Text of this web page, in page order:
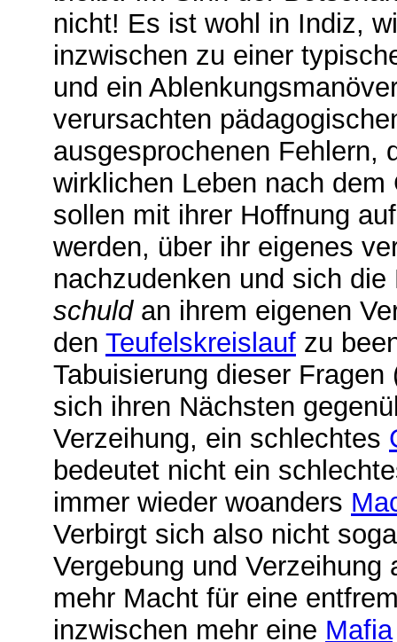
nicht! Es ist wohl in Indiz,
inzwischen zu einer
und ein
verursachten
ausgesprochenen Fehlern,
wirklichen Leben nach
sollen mit ihrer Hoffnung
werden, über ihr eigenes
nachzudenken und sich
schuldan ihrem eigenen
den Teufelskreislauf zu
Tabuisierung dieser
sich ihren Nächsten
Verzeihung, ein schlechtes
bedeutet nicht ein
immer wieder woanders
Verbirgt sich also nicht
Vergebung und
mehr Macht für eine
inzwischen mehr eine Mafia